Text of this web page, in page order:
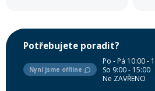
Potřebujete poradit?
Nyní jsme offline
Po - Pá 10:00 -
So 9:00 - 15:00
Ne ZAVŘENO